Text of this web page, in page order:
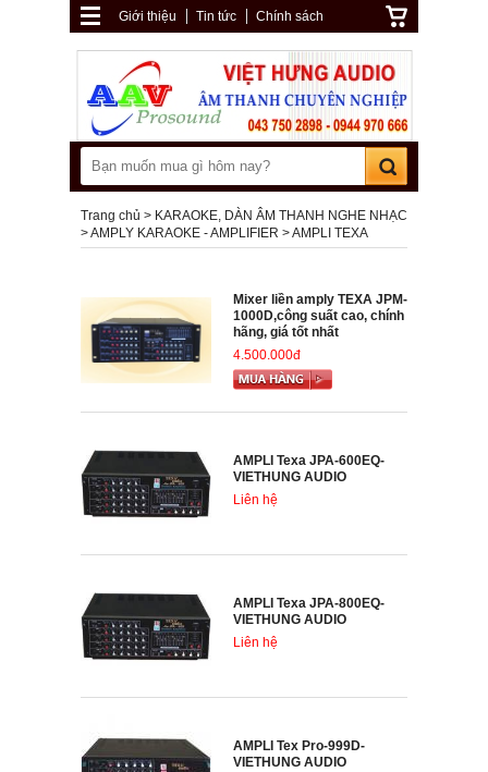
Giới thiệu Tin tức Chính sách
Trang chủ
KARAOKE, DÀN ÂM THANH NGHE NHẠC
AMPLY KARAOKE - AMPLIFIER
AMPLI TEXA
Mixer liền amply TEXA JPM-
1000D,công suất cao, chính
hãng, giá tốt nhất
4.500.000đ
AMPLI Texa JPA-600EQ-
VIETHUNG AUDIO
Liên hệ
AMPLI Texa JPA-800EQ-
VIETHUNG AUDIO
Liên hệ
AMPLI Tex Pro-999D-
VIETHUNG AUDIO